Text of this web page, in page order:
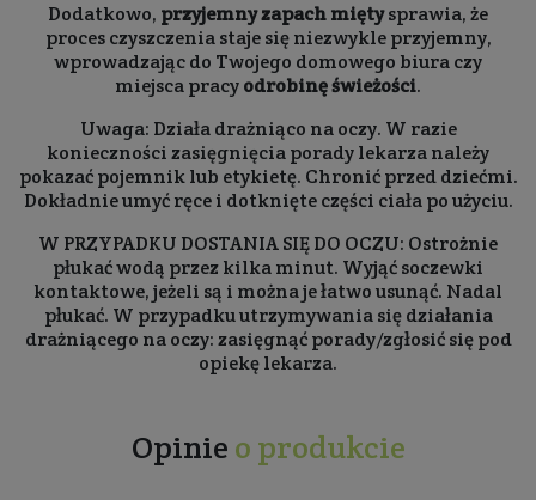
Dodatkowo, przyjemny zapach miętysprawia, że
proces czyszczenia staje się niezwykle przyjemny,
wprowadzając do Twojego domowego biura czy
miejsca pracyodrobinę świeżości.
Uwaga: Działa drażniąco na oczy. W razie
konieczności zasięgnięcia porady lekarza należy
pokazać pojemnik lub etykietę. Chronić przed dziećmi.
Dokładnie umyć ręce i dotknięte części ciała po użyciu.
W PRZYPADKU DOSTANIA SIĘ DO OCZU: Ostrożnie
płukać wodą przez kilka minut. Wyjąć soczewki
kontaktowe, jeżeli są i można je łatwo usunąć. Nadal
płukać. W przypadku utrzymywania się działania
drażniącego na oczy: zasięgnąć porady/zgłosić się pod
opiekę lekarza.
Opinie o produkcie